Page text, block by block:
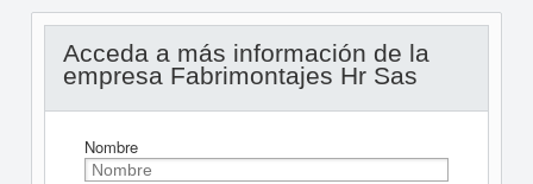
Acceda a más información de la
empresa Fabrimontajes Hr Sas
Nombre